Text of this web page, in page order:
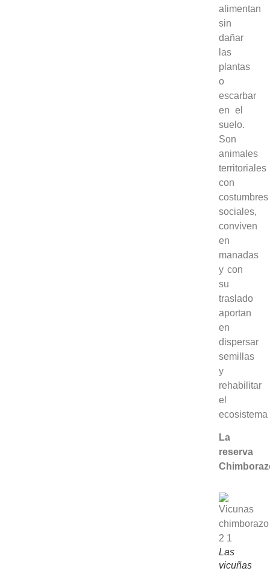
alimentan
sin
dañar
las
plantas
o
escarbar
en el
suelo.
Son
animales
territoriales
con
costumbres
sociales,
conviven
en
manadas
y con
su
traslado
aportan
en
dispersar
semillas
y
rehabilitar
el
ecosistema
La
reserva
Las
vicuñas